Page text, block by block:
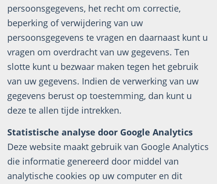
persoonsgegevens, het recht om correctie,
beperking of verwijdering van uw
persoonsgegevens te vragen en daarnaast kunt u
vragen om overdracht van uw gegevens. Ten
slotte kunt u bezwaar maken tegen het gebruik
van uw gegevens. Indien de verwerking van uw
gegevens berust op toestemming, dan kunt u
deze te allen tijde intrekken.
Statistische analyse door Google Analytics
Deze website maakt gebruik van Google Analytics
die informatie genereerd door middel van
analytische cookies op uw computer en dit